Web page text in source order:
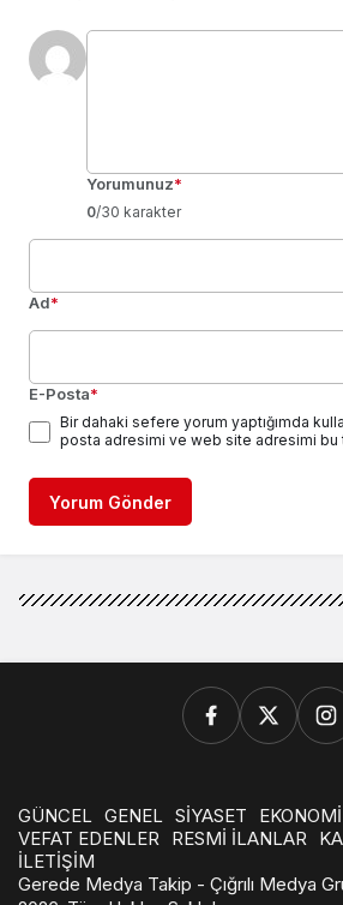
Yorumunuz*
0/30 karakter
Ad*
E-Posta*
Bir dahaki sefere yorum yaptığımda
posta adresimi ve web site adresimi bu
Yorum Gönder
GÜNCEL GENEL SİYASET EKONOMİ
VEFAT EDENLER RESMİ İLANLAR
İLETİŞİM
Gerede Medya Takip - Çığrılı Medya